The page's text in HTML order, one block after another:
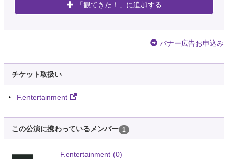
「観てきた！」に追加する
バナー広告お申込み
チケット取扱い
F.entertainment
この公演に携わっているメンバー 1
F.entertainment (0)